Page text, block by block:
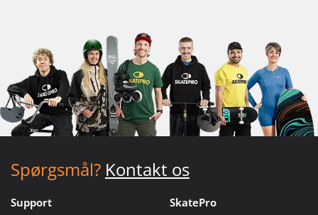
Spørgsmål? Kontakt os
Support SkatePro